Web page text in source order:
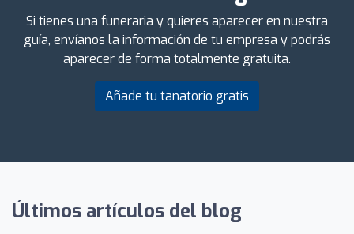
Si tienes una funeraria y quieres aparecer en nuestra
guía, envíanos la información de tu empresa y podrás
aparecer de forma totalmente gratuita.
Añade tu tanatorio gratis
Últimos artículos del blog